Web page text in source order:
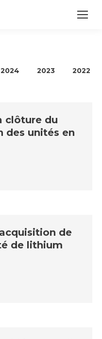
2022
2023
2024
clôture du
des unités en
de
de lithium